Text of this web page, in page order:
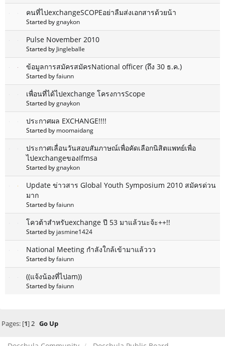
คนที่ไปexchangeSCOPEอย่าลืมส่งเอกสารด้วยน้า
Started bygnaykon
Pulse November 2010
Started by Jingleballe
ข้อมูลการสมัครสมัครNational officer (ถึง 30 ธ.ค.)
Started byfaiunn
เพื่อนที่ได้ไปexchange โครงการScope
Started bygnaykon
ประกาศผล EXCHANGE!!!!
Started by moomaidang
ประกาศเลื่อนวันสอบสัมภาษณ์เพื่อคัดเลือกนิสิตแพทย์เพื่อ
ไปexchangeของIfmsa
Started bygnaykon
Update ข่าวสาร Global Youth Symposium 2010 สมัครด่วน
มาก
Started byfaiunn
โควต้าสำหรับexchange ปี 53 มาแล้วนะจ้ะ++!!
Started by jasmine1424
National Meeting กำลังใกล้เข้ามาแล้ววว
Started byfaiunn
((แจ้งน้องที่ไปam))
Started byfaiunn
Pages: [1]2 Go Up